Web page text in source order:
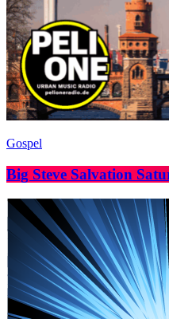
Gospel
Big Steve Salvation